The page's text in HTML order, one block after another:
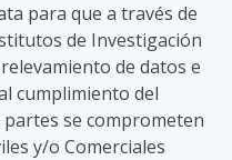
para que a través de
de Investigación
de datos e
cumplimiento del
se comprometen
y/o Comerciales